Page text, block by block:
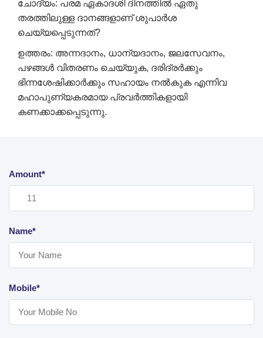
ചോദ്യം: പരമ ഏകാദശി ദിനത്തിൽ ഏതു
തരത്തിലുള്ള ദാനങ്ങളാണ് ശുപാർശ
ചെയ്യപ്പെടുന്നത്?
ഉത്തരം: അന്നദാനം, ധാന്യദാനം, ജലസേവനം,
പഴങ്ങൾ വിതരണം ചെയ്യുക, ദരിദ്രർക്കും
ഭിന്നശേഷിക്കാർക്കും സഹായം നൽകുക എന്നിവ
മഹാപുണ്യകരമായ പ്രവർത്തികളായി
കണക്കാക്കപ്പെടുന്നു.
Amount*
Name*
Mobile*